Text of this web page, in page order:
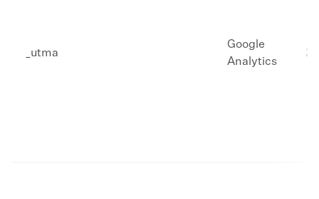
_utma​
Google
Analytics
​2